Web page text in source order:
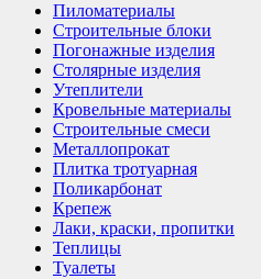
Пиломатериалы
Строительные блоки
Погонажные изделия
Столярные изделия
Утеплители
Кровельные материалы
Строительные смеси
Металлопрокат
Плитка тротуарная
Поликарбонат
Крепеж
Лаки, краски, пропитки
Теплицы
Туалеты